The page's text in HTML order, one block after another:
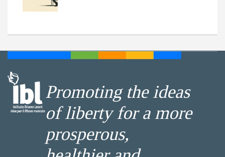
Promoting the ideas
of liberty for a more
prosperous,